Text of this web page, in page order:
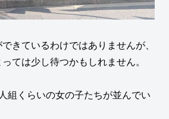
きているわけではありませんが、
ては少し待つかもしれません。
組くらいの女の子たちが並んでい